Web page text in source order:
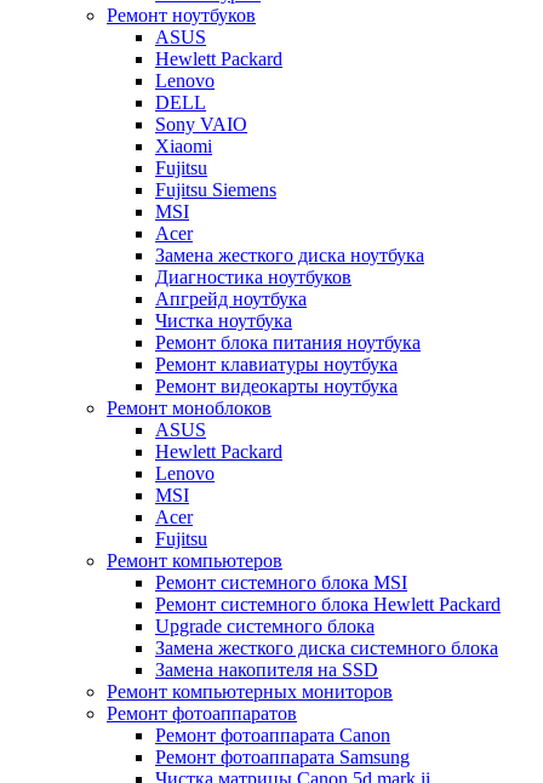
Ремонт ноутбуков
ASUS
Hewlett Packard
Lenovo
DELL
Sony VAIO
Xiaomi
Fujitsu
Fujitsu Siemens
MSI
Acer
Замена жесткого диска ноутбука
Диагностика ноутбуков
Апгрейд ноутбука
Чистка ноутбука
Ремонт блока питания ноутбука
Ремонт клавиатуры ноутбука
Ремонт видеокарты ноутбука
Ремонт моноблоков
ASUS
Hewlett Packard
Lenovo
MSI
Acer
Fujitsu
Ремонт компьютеров
Ремонт системного блока MSI
Ремонт системного блока Hewlett Packard
Upgrade системного блока
Замена жесткого диска системного блока
Замена накопителя на SSD
Ремонт компьютерных мониторов
Ремонт фотоаппаратов
Ремонт фотоаппарата Canon
Ремонт фотоаппарата Samsung
Чистка матрицы Canon 5d mark ii